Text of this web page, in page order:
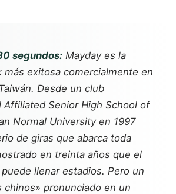
segundos: Mayday es la
más exitosa comercialmente en
Desde un club
Affiliated Senior High School of
Normal University en 1997
de giras que abarca toda
en treinta años que el
llenar estadios. Pero un
chinos» pronunciado en un